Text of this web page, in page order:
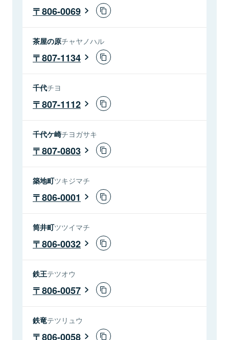
806-0069
茶屋の原チャヤノハル
807-1134
千代チヨ
807-1112
千代ケ崎チヨガサキ
807-0803
築地町ツキジマチ
806-0001
筒井町ツツイマチ
806-0032
鉄王テツオウ
806-0057
鉄竜テツリュウ
806-0058